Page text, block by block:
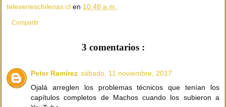
teleserieschilenas.cl en 10:48 a.m.
Compartir
3 comentarios :
Peter Ramírez sábado, 11 noviembre, 2017
Ojalá arreglen los problemas técnicos que tenían los
capítulos completos de Machos cuando los subieron a